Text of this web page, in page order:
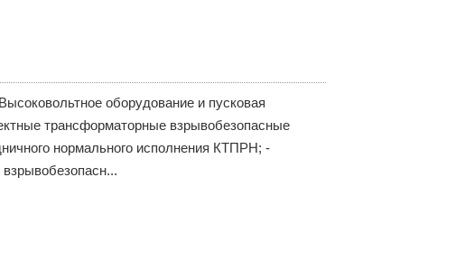
оборудование и пусковая
трансформаторные взрывобезопасные
нормального исполнения КТПРН; -